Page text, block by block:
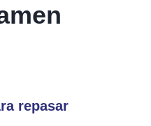
repasar